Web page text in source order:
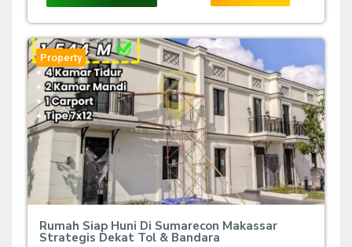
Property
Rumah Siap Huni Di Sumarecon Makassar
Strategis Dekat Tol & Bandara